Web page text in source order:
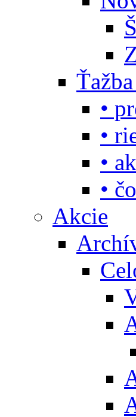
•
•
•
•
Akcie